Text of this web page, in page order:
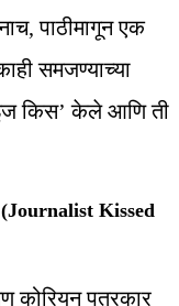
पाठीमागून एक
समजण्याच्या
किस’ केले आणि ती
(Journalist Kissed
कोरियन पत्रकार